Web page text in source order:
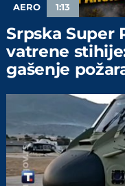
AERO 1:13
Srpska Super
vatrene
gašenje